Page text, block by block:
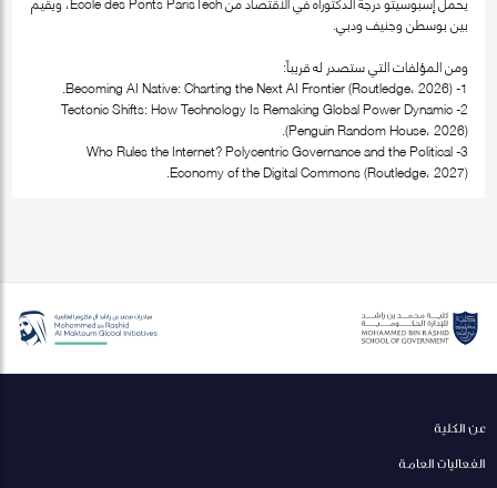
بين بوسطن وجنيف ودبي.
ومن المؤلفات التي ستصدر له قريباً:
1- Becoming AI Native: Charting the Next AI Frontier (Routledge، 2026).
2- Tectonic Shifts: How Technology Is Remaking Global Power Dynamic
(Penguin Random House، 2026).
3- Who Rules the Internet? Polycentric Governance and the Political
Economy of the Digital Commons (Routledge، 2027).
عن الكلية
الفعاليات العامة